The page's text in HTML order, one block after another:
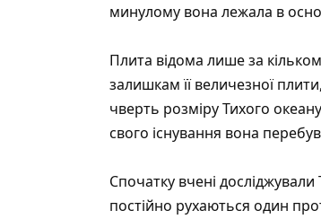
минулому вона лежала в
Плита відома лише за
залишкам її величезної
чверть розміру Тихого
свого існування вона
Спочатку вчені
постійно рухаються один